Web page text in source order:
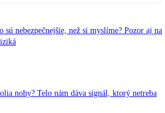
sú nebezpečnejšie, než si myslíme? Pozor aj na
nohy? Telo nám dáva signál, ktorý netreba